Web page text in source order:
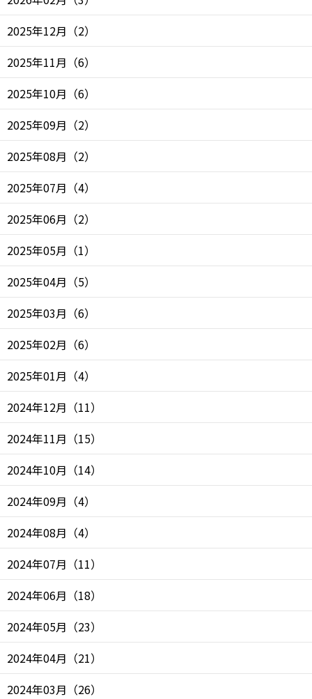
2025年12月 （2）
2025年11月 （6）
2025年10月 （6）
2025年09月 （2）
2025年08月 （2）
2025年07月 （4）
2025年06月 （2）
2025年05月 （1）
2025年04月 （5）
2025年03月 （6）
2025年02月 （6）
2025年01月 （4）
2024年12月 （11）
2024年11月 （15）
2024年10月 （14）
2024年09月 （4）
2024年08月 （4）
2024年07月 （11）
2024年06月 （18）
2024年05月 （23）
2024年04月 （21）
2024年03月 （26）